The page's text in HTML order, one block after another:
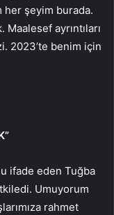
her şeyim burada.
ayrıntıları
2023’te benim için
ifade eden Tuğba
Umuyorum
rahmet